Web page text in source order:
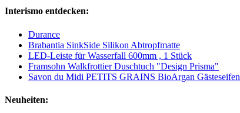
Interismo entdecken:
Durance
Brabantia SinkSide Silikon Abtropfmatte
LED-Leiste für Wasserfall 600mm , 1 Stück
Framsohn Walkfrottier Duschtuch "Design Prisma"
Savon du Midi PETITS GRAINS BioArgan Gästeseifen
Neuheiten: